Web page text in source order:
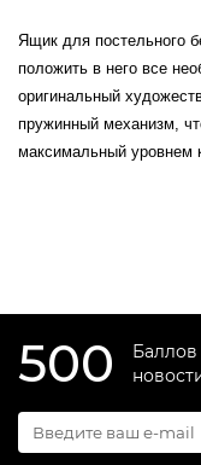
Ящик для постельного
положить в него все
оригинальный
пружинный механизм,
максимальный уровнем
500